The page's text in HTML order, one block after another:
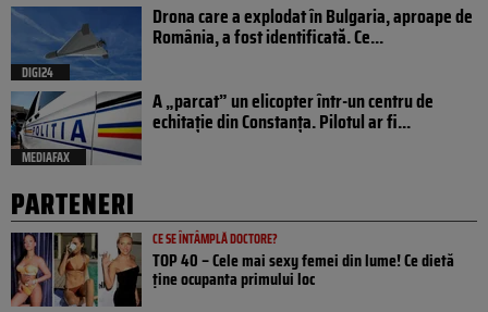
DIGI24
Drona care a explodat în Bulgaria, aproape de
România, a fost identificată. Ce...
MEDIAFAX
A „parcat” un elicopter într-un centru de
echitație din Constanța. Pilotul ar fi...
PARTENERI
CE SE ÎNTÂMPLĂ DOCTORE?
TOP 40 – Cele mai sexy femei din lume! Ce dietă
ține ocupanta primului loc